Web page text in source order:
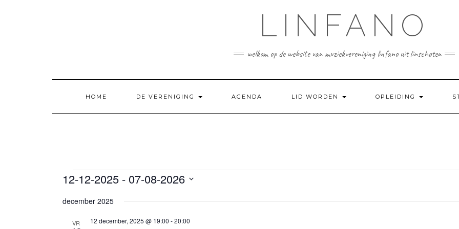
LINFANO
welkom op de website van muziekvereniging linfano uit linschoten
HOME DE VERENIGING AGENDA LID WORDEN OPLEIDING
EVENEMENTEN
12-12-2025 - 07-08-2026
een
december 2025
VR 12 december, 2025 @ 19:00 -20:00